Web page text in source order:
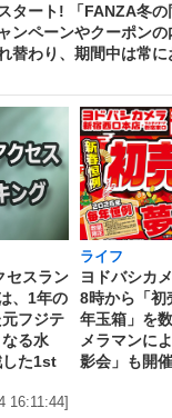
タート! 「FANZA冬
ンペーンやクーポン
替わり、期間中は常に
セスラン
、1年の
フジテ
る水
した1st
16:11:44]
ライフ
ヨドバシカ
8時から「初
年玉箱」を
メラマンに
影会」も開催